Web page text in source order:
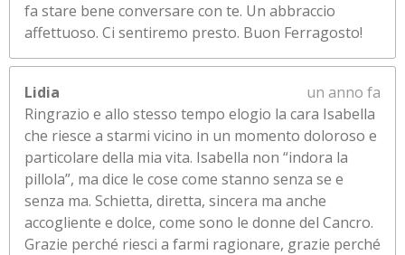
fa stare bene conversare con te. Un abbraccio
affettuoso. Ci sentiremo presto. Buon Ferragosto!
Lidia
un anno fa
Ringrazio e allo stesso tempo elogio la cara Isabella
che riesce a starmi vicino in un momento doloroso e
particolare della mia vita. Isabella non “indora la
pillola”, ma dice le cose come stanno senza se e
senza ma. Schietta, diretta, sincera ma anche
accogliente e dolce, come sono le donne del Cancro.
Grazie perché riesci a farmi ragionare, grazie perché